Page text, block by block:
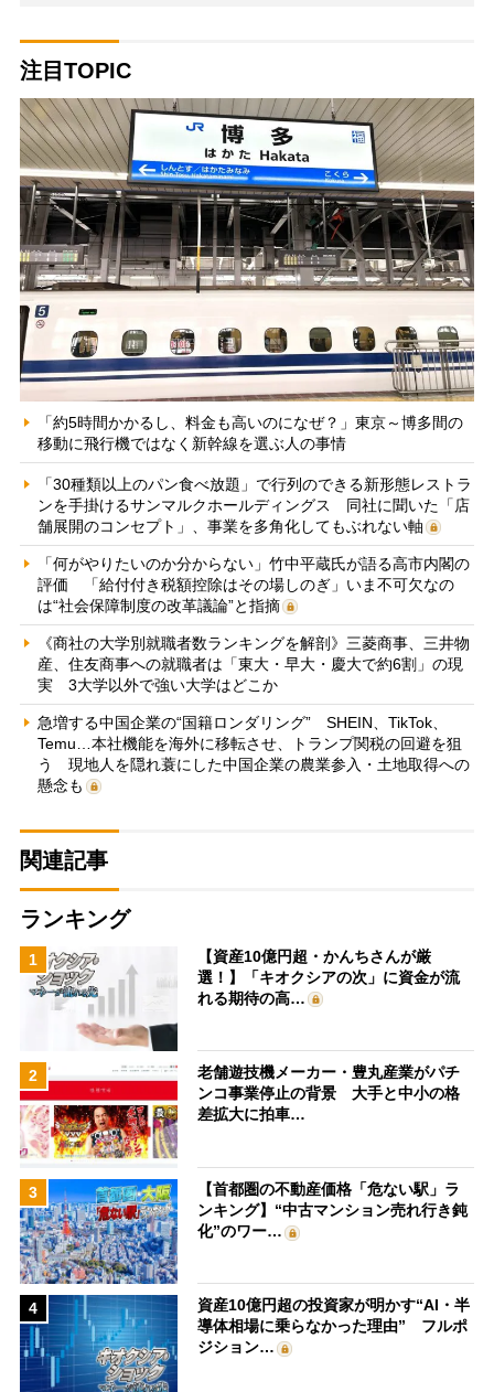
注目TOPIC
「約5時間かかるし、料金も高いのになぜ？」東京～博多間の
移動に飛行機ではなく新幹線を選ぶ人の事情
「30種類以上のパン食べ放題」で行列のできる新形態レストラ
ンを手掛けるサンマルクホールディングス 同社に聞いた「店
舗展開のコンセプト」、事業を多角化してもぶれない軸
「何がやりたいのか分からない」竹中平蔵氏が語る高市内閣の
評価 「給付付き税額控除はその場しのぎ」いま不可欠なの
は“社会保障制度の改革議論”と指摘
《商社の大学別就職者数ランキングを解剖》三菱商事、三井物
産、住友商事への就職者は「東大・早大・慶大で約6割」の現
実 3大学以外で強い大学はどこか
急増する中国企業の“国籍ロンダリング” SHEIN、TikTok、
Temu…本社機能を海外に移転させ、トランプ関税の回避を狙
う 現地人を隠れ蓑にした中国企業の農業参入・土地取得への
懸念も
関連記事
ランキング
1
【資産10億円超・かんちさんが厳
選！】「キオクシアの次」に資金が流
れる期待の高…
2
老舗遊技機メーカー・豊丸産業がパチ
ンコ事業停止の背景 大手と中小の格
差拡大に拍車…
3
【首都圏の不動産価格「危ない駅」ラ
ンキング】“中古マンション売れ行き鈍
化”のワー…
4
資産10億円超の投資家が明かす“AI・半
導体相場に乗らなかった理由” フルポ
ジション…